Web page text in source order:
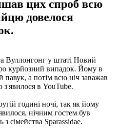
цих спроб всю
довелося
Вуллонгонг у штаті Новий
курйозний випадок. Йому в
а потім всю ніч заважав
з'явилося в YouTube.
годині ночі, так як йому
нічним гостем був
сімейства Sparassidae.